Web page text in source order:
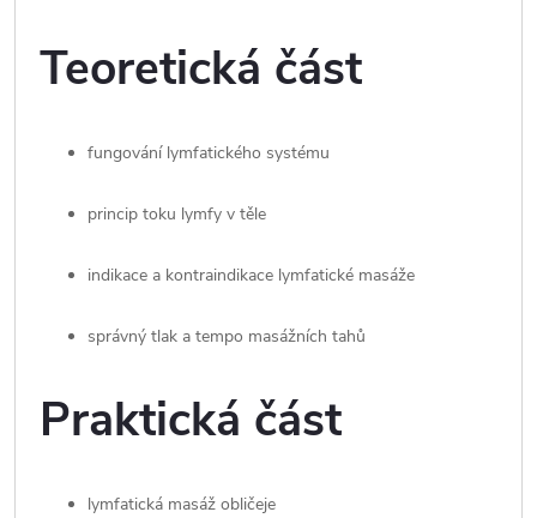
Teoretická část
fungování lymfatického systému
princip toku lymfy v těle
indikace a kontraindikace lymfatické masáže
správný tlak a tempo masážních tahů
Praktická část
lymfatická masáž obličeje